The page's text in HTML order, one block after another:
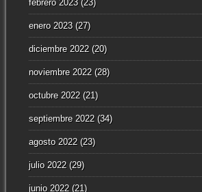
febrero 2023(23)
enero 2023(27)
diciembre 2022(20)
noviembre 2022(28)
octubre 2022(21)
septiembre 2022(34)
agosto 2022(23)
julio 2022(29)
junio 2022(21)